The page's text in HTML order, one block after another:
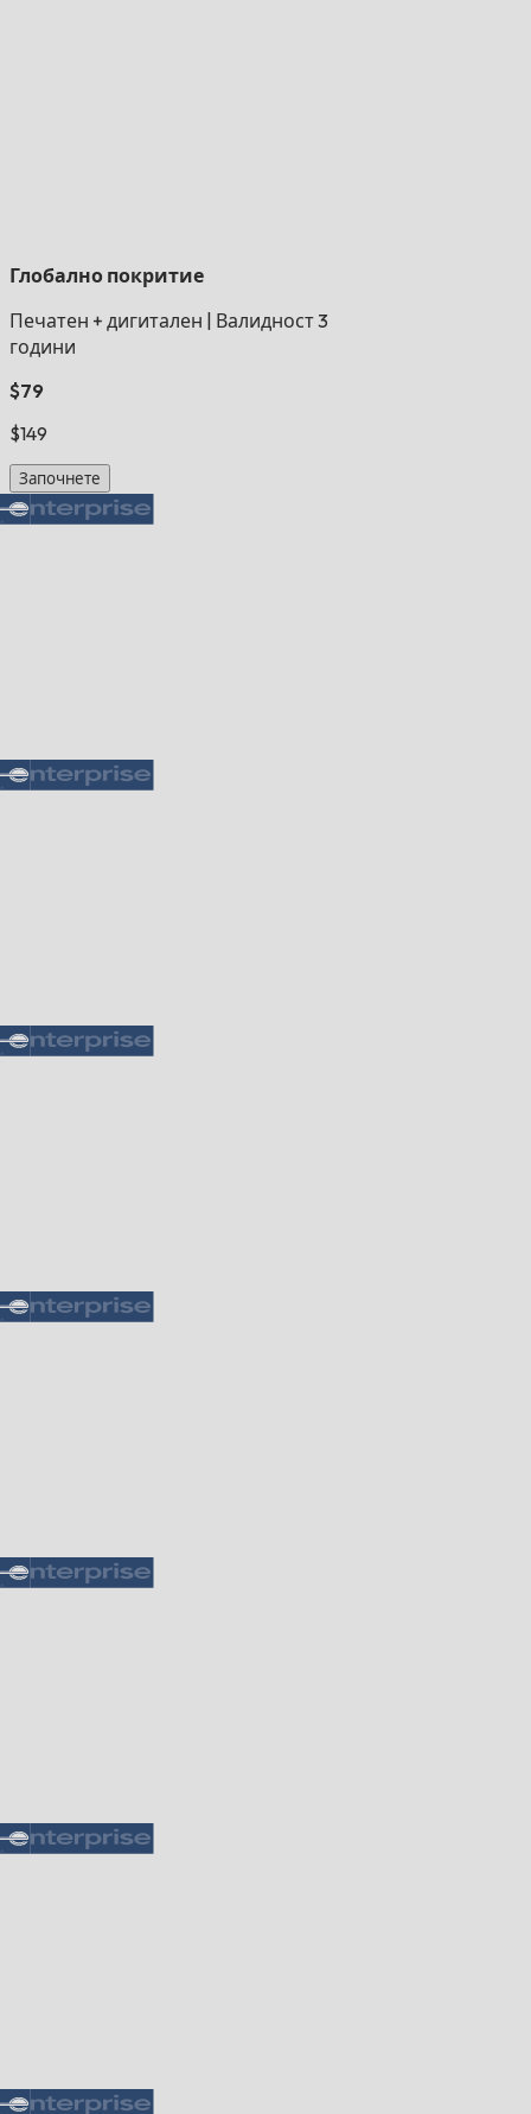
Глобално покритие
Печатен + дигитален
Валидност 3
години
$79
$149
Започнете